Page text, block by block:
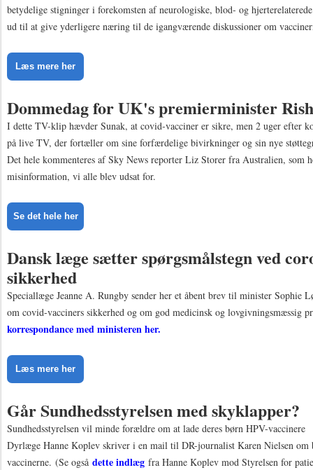
betydelige stigninger i forekomsten af neurologiske, blod- og
ud til at give yderligere næring til de igangværende diskussioner om
Læs mere her
Dommedag for UK's premierminister
I dette TV-klip hævder Sunak, at covid-vacciner er sikre, men 2 uger efter
på live TV, der fortæller om sine forfærdelige bivirkninger og sin nye
Det hele kommenteres af Sky News reporter Liz Storer fra Australien, som
misinformation, vi alle blev udsat for.
Se det hele her
Dansk læge sætter spørgsmålstegn ved
sikkerhed
Speciallæge Jeanne A. Rungby sender her et åbent brev til minister Sophie
om covid-vacciners sikkerhed og om god medicinsk og lovgivningsmæssig
korrespondance med ministeren her.
Læs mere her
Går Sundhedsstyrelsen med skyklapper?
​​​​​​​Sundhedsstyrelsen vil minde forældre om at lade deres børn HPV-vaccinere
Dyrlæge Hanne Koplev skriver i en mail til DR-journalist Karen Nielsen
vaccinerne. (Se også dette indlæg fra Hanne Koplev mod Styrelsen for